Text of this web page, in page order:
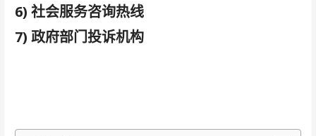
6) 社会服务咨询热线
7) 政府部门投诉机构